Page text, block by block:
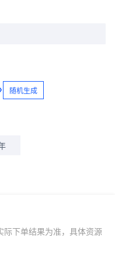
随机生成
际下单结果为准，具体资源